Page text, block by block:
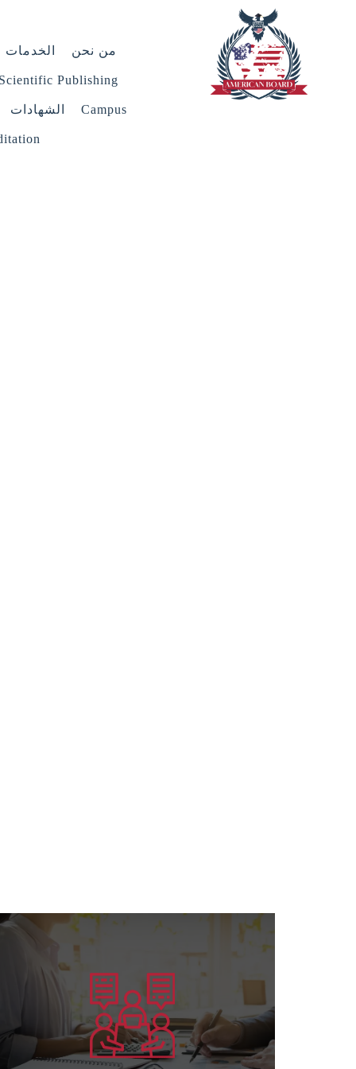
من نحن الخدمات
Publishing
Campus الشهادات
تقديم الخدمات الاستشارية في كافة مجالات
تخصص البورد الأمريكي وإعداد القادة
الأكفاء....
يتعلم أكثر